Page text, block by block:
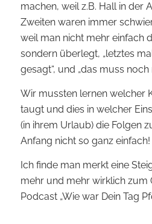
machen, weil z.B. Hall in der
Zweiten waren immer
weil man nicht mehr einfach
sondern überlegt, „letztes
gesagt“, und „das muss noch
Wir mussten lernen welcher
taugt und dies in welcher
(in ihrem Urlaub) die Folgen
Anfang nicht so ganz einfach!
Ich finde man merkt eine
mehr und mehr wirklich zum
Podcast „Wie war Dein Tag